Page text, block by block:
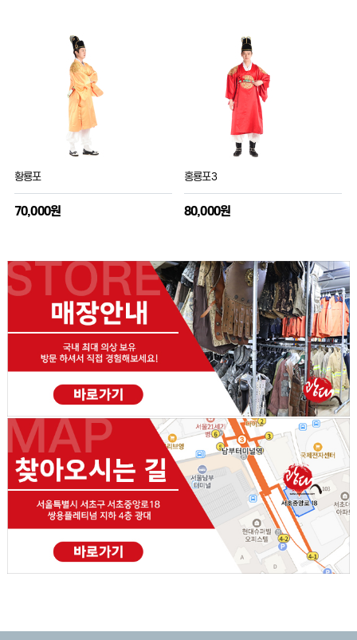
황룡포
70,000원
홍룡포3
80,000원